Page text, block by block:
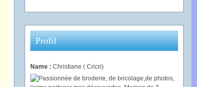
Profil
Name : Christiane ( Cricri)